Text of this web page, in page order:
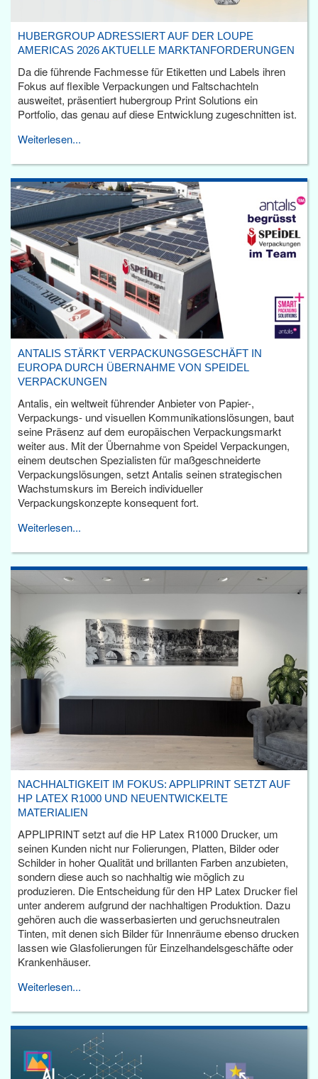
HUBERGROUP ADRESSIERT AUF DER LOUPE
AMERICAS 2026 AKTUELLE MARKTANFORDERUNGEN
Da die führende Fachmesse für Etiketten und Labels ihren
Fokus auf flexible Verpackungen und Faltschachteln
ausweitet, präsentiert hubergroup Print Solutions ein
Portfolio, das genau auf diese Entwicklung zugeschnitten ist.
Weiterlesen...
ANTALIS STÄRKT VERPACKUNGSGESCHÄFT IN
EUROPA DURCH ÜBERNAHME VON SPEIDEL
VERPACKUNGEN
Antalis, ein weltweit führender Anbieter von Papier-,
Verpackungs- und visuellen Kommunikationslösungen, baut
seine Präsenz auf dem europäischen Verpackungsmarkt
weiter aus. Mit der Übernahme von Speidel Verpackungen,
einem deutschen Spezialisten für maßgeschneiderte
Verpackungslösungen, setzt Antalis seinen strategischen
Wachstumskurs im Bereich individueller
Verpackungskonzepte konsequent fort.
Weiterlesen...
NACHHALTIGKEIT IM FOKUS: APPLIPRINT SETZT AUF
HP LATEX R1000 UND NEUENTWICKELTE
MATERIALIEN
APPLIPRINT setzt auf die HP Latex R1000 Drucker, um
seinen Kunden nicht nur Folierungen, Platten, Bilder oder
Schilder in hoher Qualität und brillanten Farben anzubieten,
sondern diese auch so nachhaltig wie möglich zu
produzieren. Die Entscheidung für den HP Latex Drucker fiel
unter anderem aufgrund der nachhaltigen Produktion. Dazu
gehören auch die wasserbasierten und geruchsneutralen
Tinten, mit denen sich Bilder für Innenräume ebenso drucken
lassen wie Glasfolierungen für Einzelhandelsgeschäfte oder
Krankenhäuser.
Weiterlesen...